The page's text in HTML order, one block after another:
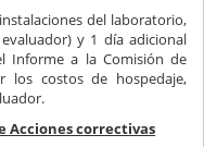
del laboratorio,
y 1 día adicional
Informe a la Comisión de
los costos de hospedaje,
Acciones correctivas